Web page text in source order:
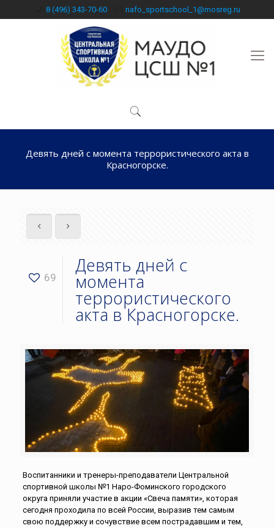
8 (496) 343-70-60 nafo_sportschool_1@mosreg.ru
Девять дней с момента террористического акта в
Красногорске.
69
Девять дней с
момента
террористического
акта в Красногорске.
Воспитанники и тренеры-преподаватели Центральной
спортивной школы №1 Наро-Фоминского городского
округа приняли участие в акции «Свеча памяти», которая
сегодня проходила по всей России, выразив тем самым
свою поддержку и сочувствие всем пострадавшим и тем,